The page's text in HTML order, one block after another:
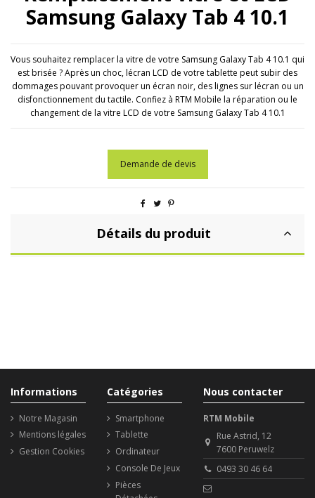
Samsung Galaxy Tab 4 10.1
Vous souhaitez remplacer la vitre de votre Samsung Galaxy Tab 4 10.1 qui
est brisée ? Après un choc, lécran LCD de votre tablette peut subir des
dommages pouvant provoquer un écran noir, des lignes sur lécran ou un
disfonctionnement du tactile. Confiez à RTM Mobile la réparation ou le
changement de la vitre LCD de votre Samsung Galaxy Tab 4 10.1
Demande de devis
Détails du produit
Informations
Notre Magasin
Mentions légales
Gestion Cookies
Catégories
Smartphone
Tablette
Ordinateur
Console De Jeux
Pièces
Nous contacter
RTM Mobile
Rue Astrid, 12
7600 Peruwelz
0493 30 46 64